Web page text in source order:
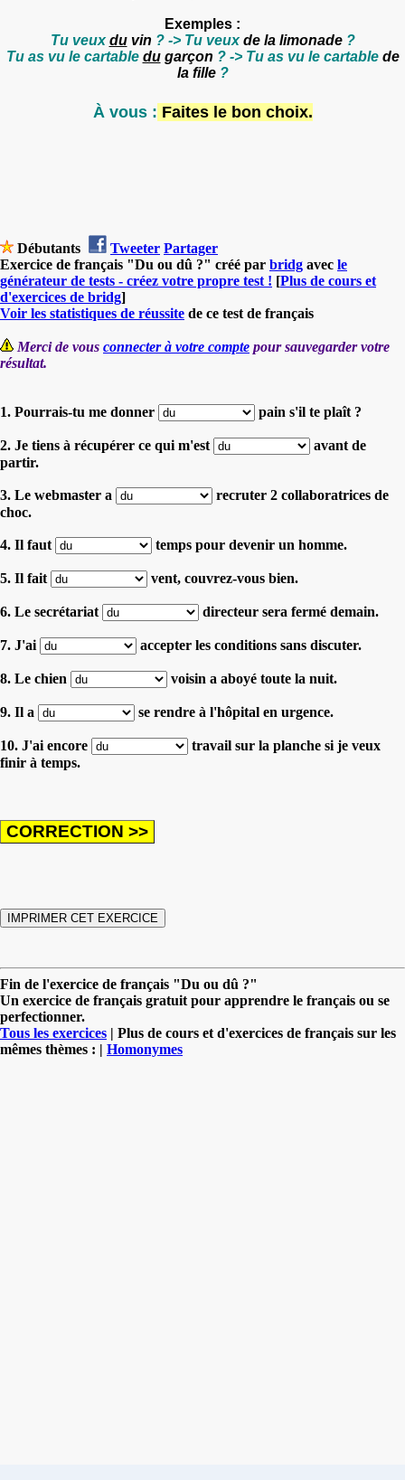
Exemples :
Tu veux duvin ? -> Tu veux de la limonade ?
Tu as vu le cartable dugarçon ? -> Tu as vu le cartable de
la fille ?
À vous : Faites le bon choix.
Débutants Tweeter Partager
Exercice de français "Du ou dû ?" créé par bridg avec le
générateur de tests - créez votre propre test ! [Plus de cours et
d'exercices de bridg]
Voir les statistiques de réussite de ce test de français
Merci de vous connecter à votre compte pour sauvegarder votre
résultat.
1. Pourrais-tu me donner pain s'il te plaît ?
2. Je tiens à récupérer ce qui m'est
avant de
partir.
3. Le webmaster a
recruter 2 collaboratrices de
choc.
4. Il faut temps pour devenir un homme.
5. Il fait vent, couvrez-vous bien.
6. Le secrétariat directeur sera fermé demain.
7. J'ai accepter les conditions sans discuter.
8. Le chien voisin a aboyé toute la nuit.
9. Il a se rendre à l'hôpital en urgence.
10. J'ai encore
travail sur la planche si je veux
finir à temps.
Fin de l'exercice de français "Du ou dû ?"
Un exercice de français gratuit pour apprendre le français ou se
perfectionner.
Tous les exercices | Plus de cours et d'exercices de français sur les
mêmes thèmes : | Homonymes